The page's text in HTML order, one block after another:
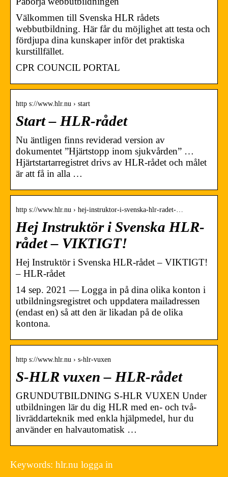
Välkommen till Svenska HLR rådets
webbutbildning. Här får du möjlighet att testa och
fördjupa dina kunskaper inför det praktiska
kurstillfället.
CPR COUNCIL PORTAL
http s://www.hlr.nu › start
Start – HLR-rådet
Nu äntligen finns reviderad version av
dokumentet ”Hjärtstopp inom sjukvården” …
Hjärtstartarregistret drivs av HLR-rådet och målet
är att få in alla …
http s://www.hlr.nu › hej-instruktor-i-svenska-hlr-radet-…
Hej Instruktör i Svenska HLR-
rådet – VIKTIGT!
Hej Instruktör i Svenska HLR-rådet – VIKTIGT!
– HLR-rådet
14 sep. 2021 — Logga in på dina olika konton i
utbildningsregistret och uppdatera mailadressen
(endast en) så att den är likadan på de olika
kontona.
http s://www.hlr.nu › s-hlr-vuxen
S-HLR vuxen – HLR-rådet
GRUNDUTBILDNING S-HLR VUXEN Under
utbildningen lär du dig HLR med en- och två-
livräddarteknik med enkla hjälpmedel, hur du
använder en halvautomatisk …
Keywords: hlr.nu logga in